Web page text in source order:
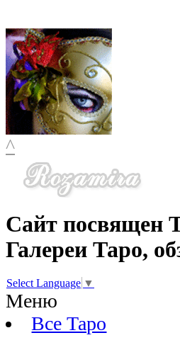
^
Сайт посвящен
Галереи Таро,
Select Language ▼
Меню
Все Таро